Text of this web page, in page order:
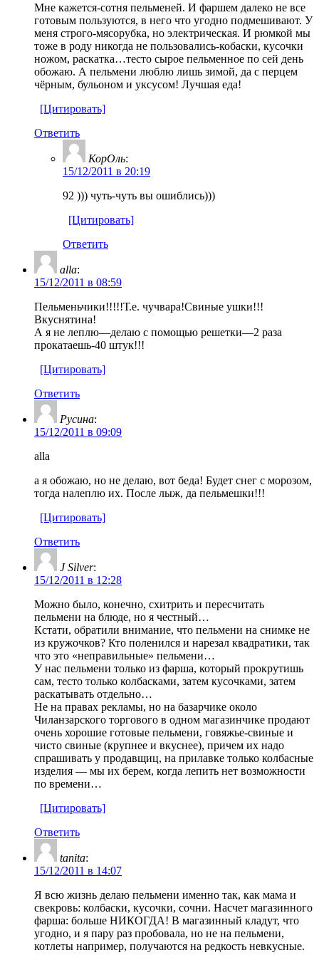
Мне кажется-сотня пельменей. И фаршем далеко не все
готовым пользуются, в него что угодно подмешивают. У
меня строго-мясорубка, но электрическая. И рюмкой мы
тоже в роду никогда не пользовались-кобаски, кусочки
ножом, раскатка…тесто сырое пельменное по сей день
обожаю. А пельмени люблю лишь зимой, да с перцем
чёрным, бульоном и уксусом! Лучшая еда!
[Цитировать]
Ответить
КорОль:
15/12/2011 в 20:19
92 ))) чуть-чуть вы ошиблись)))
[Цитировать]
Ответить
alla:
15/12/2011 в 08:59
Пельменьчики!!!!!Т.е. чучвара!Свиные ушки!!!
Вкуснятина!
А я не леплю—делаю с помощью решетки—2 раза
прокатаешь-40 штук!!!
[Цитировать]
Ответить
Русина:
15/12/2011 в 09:09
alla
а я обожаю, но не делаю, вот беда! Будет снег с морозом,
тогда налеплю их. После лыж, да пельмешки!!!
[Цитировать]
Ответить
J Silver:
15/12/2011 в 12:28
Можно было, конечно, схитрить и пересчитать
пельмени на блюде, но я честный…
Кстати, обратили внимание, что пельмени на снимке не
из кружочков? Кто поленился и нарезал квадратики, так
что это «неправильные» пельмени…
У нас пельмени только из фарша, который прокрутишь
сам, тесто только колбасками, затем кусочками, затем
раскатывать отдельно…
Не на правах рекламы, но на базарчике около
Чиланзарского торгового в одном магазинчике продают
очень хорошие готовые пельмени, говяжье-свиные и
чисто свиные (крупнее и вкуснее), причем их надо
спрашивать у продавщиц, на прилавке только колбасные
изделия — мы их берем, когда лепить нет возможности
по времени…
[Цитировать]
Ответить
tanita:
15/12/2011 в 14:07
Я всю жизнь делаю пельмени именно так, как мама и
свекровь: колбаски, кусочки, сочни. Насчет магазинного
фарша: больше НИКОГДА! В магазинный кладут, что
угодно, и я пару раз пробовала, но не на пельмени,
котлеты например, получаются на редкость невкусные.